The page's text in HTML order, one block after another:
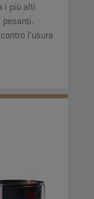
i più alti
l'usura